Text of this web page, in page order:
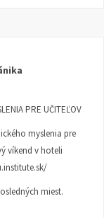
PRE UČITEĽOV
myslenia pre
víkend v hoteli
miest.